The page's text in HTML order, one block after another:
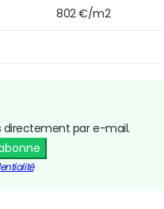
802 €/m2
directement par e-mail.